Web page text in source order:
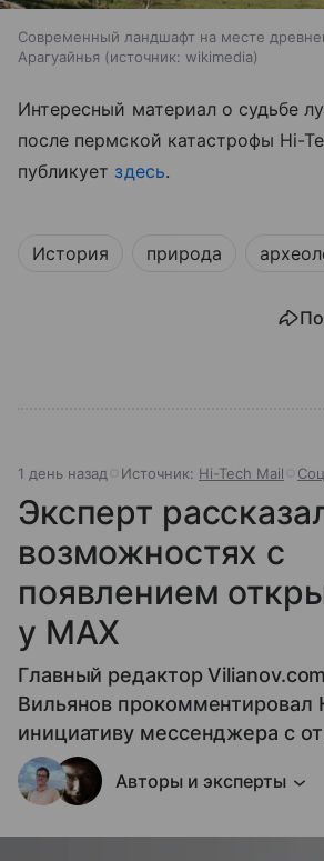
Современный ландшафт на месте
Арагуайнья
источник: wikimedia
Интересный материал о судьбе
после пермской катастрофы Hi-
публикует здесь.
История природа
1 день назад Источник: Hi-Tech Mail
Эксперт
возможностях с
появлением
у МАХ
Главный редактор
Вильянов прокомментировал
инициативу мессенджера с
Авторы и эксперты